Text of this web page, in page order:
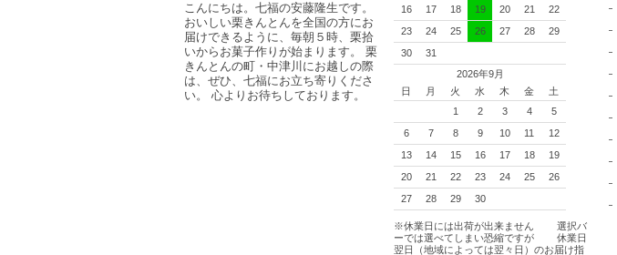
こんにちは。七福の安藤隆生です。
おいしい栗きんとんを全国の方にお
届けできるように、毎朝５時、栗拾
いからお菓子作りが始まります。 栗
きんとんの町・中津川にお越しの際
は、ぜひ、七福にお立ち寄りくださ
い。 心よりお待ちしております。
16
17 18 19 20 21
22
23
24 25 26 27 28
29
30
31
2026年9月
日
月 火 水 木 金
土
1
2 3 4
5
6
7 8 9 10 11
12
13
14 15 16 17 18
19
20
21 22 23 24 25
26
27
28 29 30
※休業日には出荷が出来ません 選択バ
ーでは選べてしまい恐縮ですが 休業日
翌日（地域によっては翌々日）のお届け指